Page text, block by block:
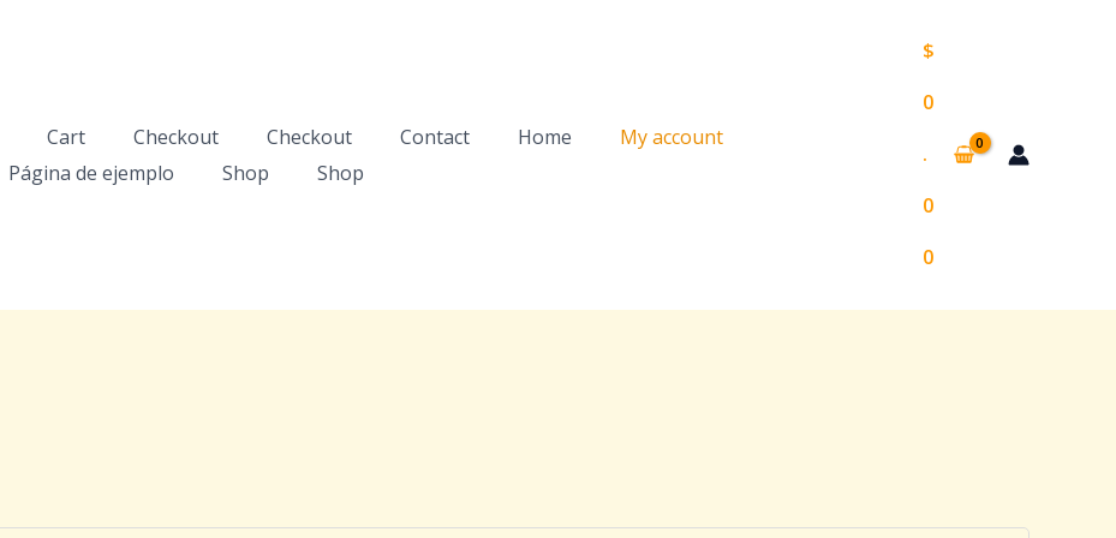
Cart Checkout Checkout Contact Home
My account
Página de ejemplo Shop Shop
$
0
.
0
0